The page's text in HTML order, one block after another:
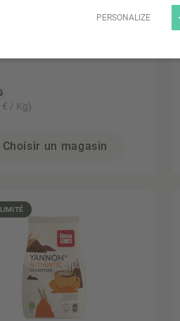
PERSONALIZE
€ / Kg)
Choisir un magasin